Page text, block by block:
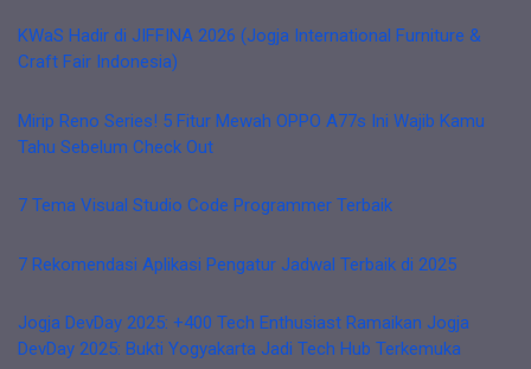
KWaS Hadir di JIFFINA 2026 (Jogja International Furniture &
Craft Fair Indonesia)
Mirip Reno Series! 5 Fitur Mewah OPPO A77s Ini Wajib Kamu
Tahu Sebelum Check Out
7 Tema Visual Studio Code Programmer Terbaik
7 Rekomendasi Aplikasi Pengatur Jadwal Terbaik di 2025
Jogja DevDay 2025: +400 Tech Enthusiast Ramaikan Jogja
DevDay 2025: Bukti Yogyakarta Jadi Tech Hub Terkemuka